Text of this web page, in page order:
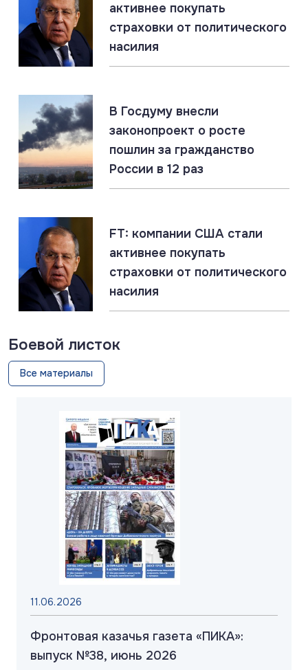
06.08.2026 #ЛНР #СВО #Сводка
ЛНР: главное за 6 августа
Россия накопила ракетный арсенал. Новые удары
по инфраструктуре ВСУ неизбежны
05.08.2026 #СВО #Сводка #Харьковская область
Харьковская область: главное за 5 августа
активнее покупать
страховки от политического
насилия
В Госдуму внесли
законопроект о росте
пошлин за гражданство
России в 12 раз
FT: компании США стали
активнее покупать
страховки от политического
насилия
Боевой листок
Все материалы
11.06.2026
Фронтовая казачья газета «ПИКА»:
выпуск №38, июнь 2026